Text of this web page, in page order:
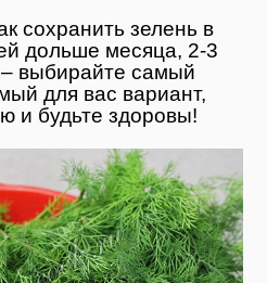
сохранить зелень в
дольше месяца, 2-3
выбирайте самый
для вас вариант,
и будьте здоровы!